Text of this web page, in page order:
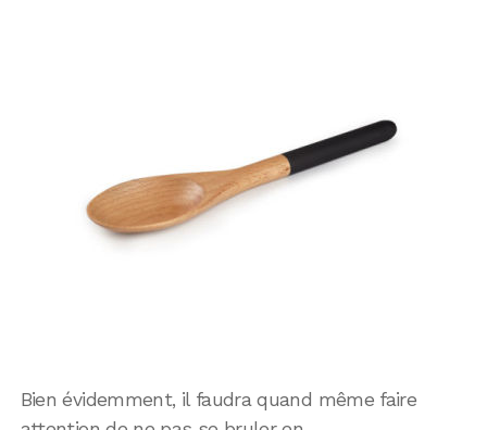
Bien évidemment, il faudra quand même faire